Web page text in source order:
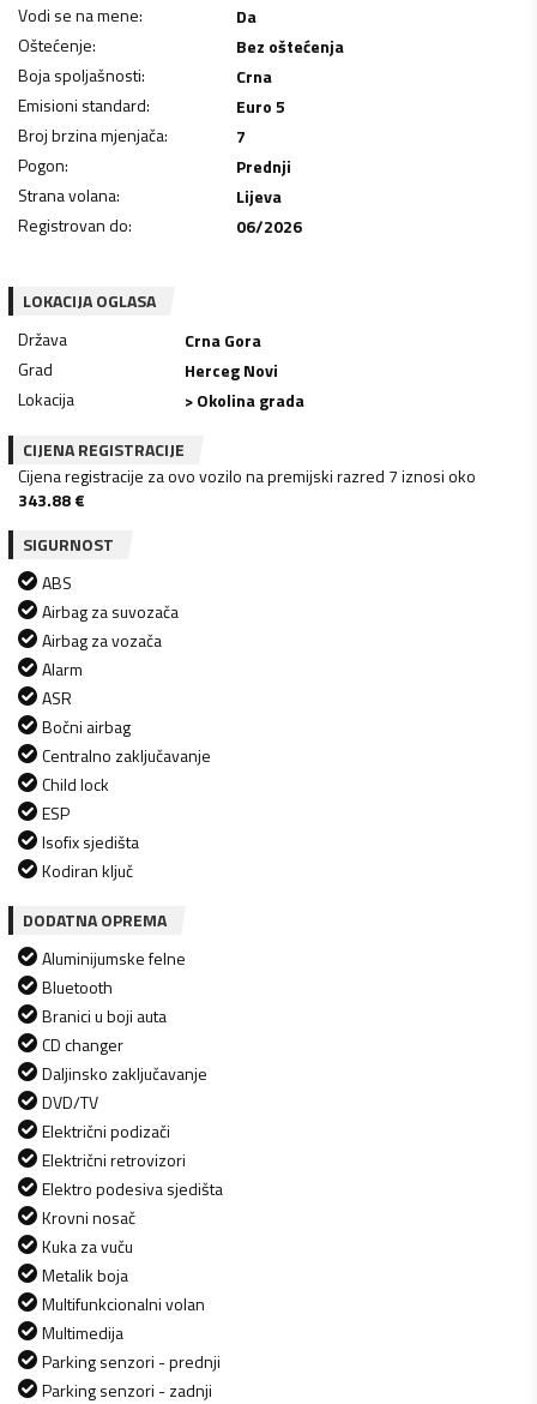
Vodi se na mene:
Da
Oštećenje:
Bez oštećenja
Boja spoljašnosti:
Crna
Emisioni standard:
Euro 5
Broj brzina mjenjača:
7
Pogon:
Prednji
Strana volana:
Lijeva
Registrovan do: 06/2026
LOKACIJA OGLASA
Država
Crna Gora
Grad
Herceg Novi
Lokacija
> Okolina grada
CIJENA REGISTRACIJE
Cijena registracije za ovo vozilo na premijski razred 7 iznosi oko
343.88€
SIGURNOST
ABS
Airbag za suvozača
Airbag za vozača
Alarm
ASR
Bočni airbag
Centralno zaključavanje
Child lock
ESP
Isofix sjedišta
Kodiran ključ
DODATNA OPREMA
Aluminijumske felne
Bluetooth
Branici u boji auta
CD changer
Daljinsko zaključavanje
DVD/TV
Električni podizači
Električni retrovizori
Elektro podesiva sjedišta
Krovni nosač
Kuka za vuču
Metalik boja
Multifunkcionalni volan
Multimedija
Parking senzori - prednji
Parking senzori - zadnji